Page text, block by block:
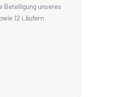
Beteiligung unseres
12 Läufern